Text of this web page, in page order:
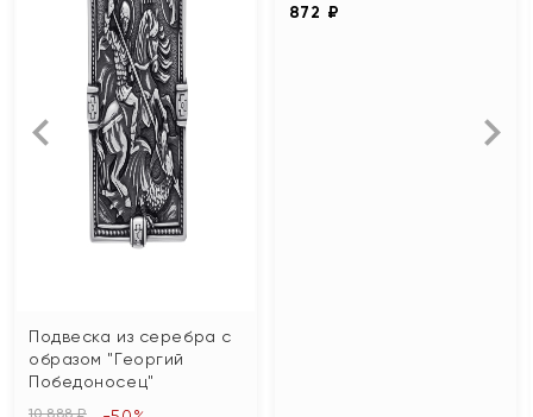
Подвеска из серебра с
образом "Георгий
Победоносец"
10 888 ₽
872 ₽